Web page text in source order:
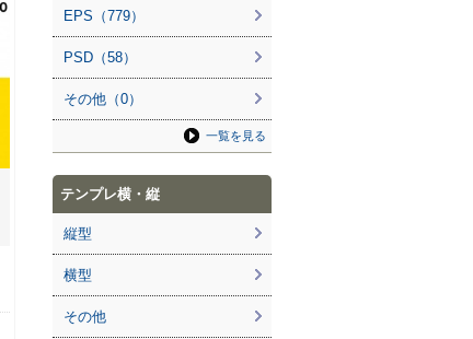
EPS（779）
PSD（58）
その他（0）
一覧を見る
テンプレ横・縦
縦型
横型
その他